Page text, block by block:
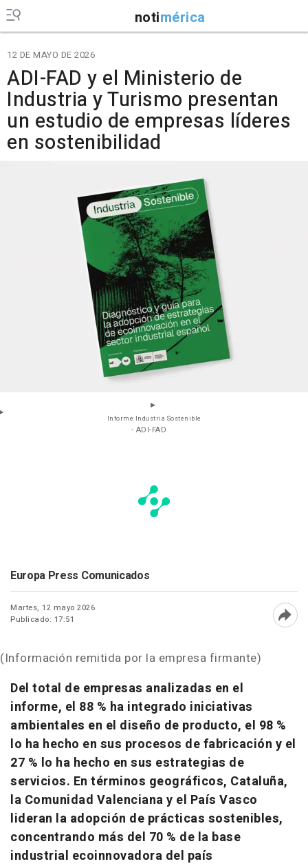
notimérica
12 DE MAYO DE 2026
ADI-FAD y el Ministerio de
Industria y Turismo presentan
un estudio de empresas líderes
en sostenibilidad
Informe Industria Sostenible
- ADI-FAD
Europa Press Comunicados
Martes, 12 mayo 2026
Publicado: 17:51
(Información remitida por la empresa firmante)
Del total de empresas analizadas en el
informe, el 88 % ha integrado iniciativas
ambientales en el diseño de producto, el 98 %
lo ha hecho en sus procesos de fabricación y el
27 % lo ha hecho en sus estrategias de
servicios. En términos geográficos, Cataluña,
la Comunidad Valenciana y el País Vasco
lideran la adopción de prácticas sostenibles,
concentrando más del 70 % de la base
industrial ecoinnovadora del país